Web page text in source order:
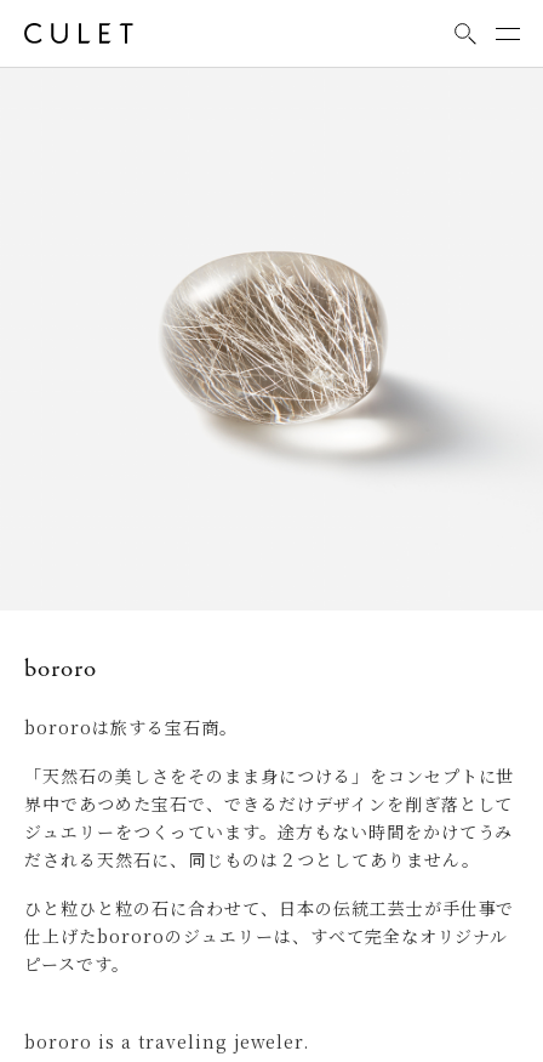
bororo
bororoは旅する宝石商。
「天然石の美しさをそのまま身につける」をコンセプトに世
界中であつめた宝石で、できるだけデザインを削ぎ落として
ジュエリーをつくっています。途方もない時間をかけてうみ
だされる天然石に、同じものは２つとしてありません。
ひと粒ひと粒の石に合わせて、日本の伝統工芸士が手仕事で
仕上げたbororoのジュエリーは、すべて完全なオリジナル
ピースです。
bororo is a traveling jeweler.